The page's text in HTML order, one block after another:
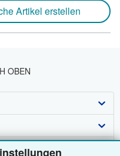
Artikel erstellen
OBEN